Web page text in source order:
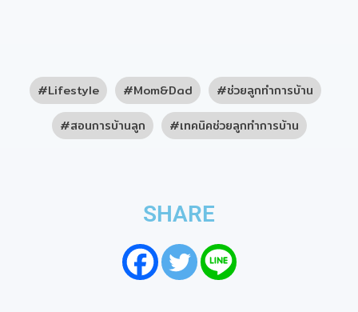
Lifestyle Mom&Dad
ช่วยลูกทำการบ้าน
สอนการบ้านลูก
เทคนิคช่วยลูกทำการบ้าน
SHARE